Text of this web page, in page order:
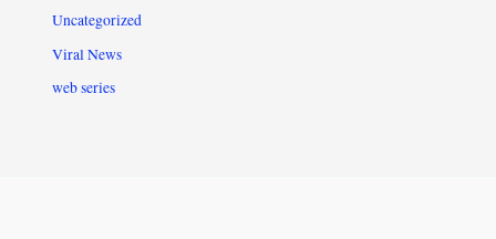
Uncategorized
Viral News
web series